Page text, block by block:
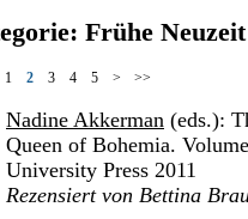
Frühe Neuzeit
1 2 3 4 5 > >>
Nadine Akkerman (eds.):
Queen of Bohemia.
University Press 2011
Rezensiert von Bettina